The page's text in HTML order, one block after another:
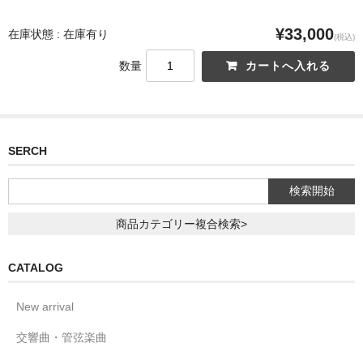
CONTACT
在庫状態 : 在庫有り ¥33,000(税込)
数量
SERCH
商品カテゴリー複合検索>
CATALOG
New arrival
交響曲・管弦楽曲